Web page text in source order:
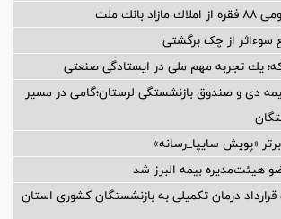
بانك ملت
یك تجربه مهم ملی در ایستادگی صنعتی
دی و صندوق بازنشستگی لرستان؛گامی در مسیر
هیئت‌مدیره بيمه البرز شد
قرارداد درمان تکمیلی به بازنشستگان کشوری استان